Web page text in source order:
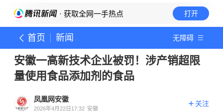
· 获取全网一手热点 打开
首页 新闻 无障碍
安徽一高新技术企业被罚！涉产销超限
量使用食品添加剂的食品
凤凰网安徽
2026年4月22日17:32 安徽
关注